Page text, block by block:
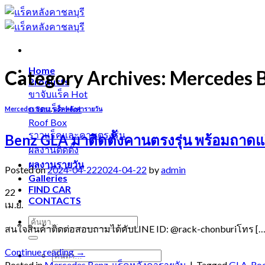
Skip
to
content
Home
Products
ขาจับแร็ค
ถาดแร็ค
Roof Box
ราวแร็คและคานตรงรุ่น
ผลงานติดตั้ง
ผลงานรายวัน
Galleries
FIND CAR
CONTACTS
Category Archives: Mercedes
Mercedes Benz ,แร็คหลังคารายวัน
Benz GLA มาติดตั้งคานตรงรุ่น พร้อมถาด
Posted on2024-04-222024-04-22 byadmin
22
เม.ย.
สนใจสินค้าติดต่อสอบถามได้คับLINE ID: @rack-chonburiโทร
Continue reading→